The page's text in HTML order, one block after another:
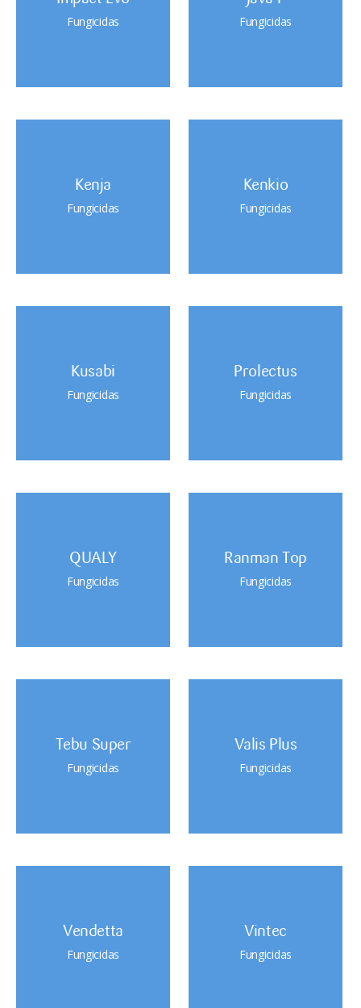
Fungicidas Fungicidas
Kenja
Fungicidas
Kenkio
Fungicidas
Kusabi
Fungicidas
Prolectus
Fungicidas
QUALY
Fungicidas
Ranman Top
Fungicidas
Tebu Super
Fungicidas
Valis Plus
Fungicidas
Vendetta
Fungicidas
Vintec
Fungicidas